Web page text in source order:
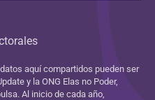
datos aquí compartidos pueden ser
y la ONG Elas no Poder,
Al inicio de cada año,